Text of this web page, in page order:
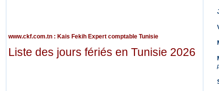
www.ckf.com.tn : Kais Fekih Expert comptable Tunisie
Liste des jours fériés en Tunisie 2026